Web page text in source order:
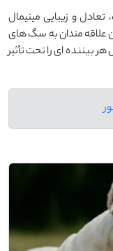
تعادل و زیبایی مینیمال
علاقه ‌مندان به سگ ‌های
بیننده ‌ای را تحت تأثیر